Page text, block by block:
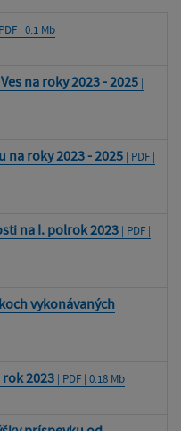
| 0.1 Mb
na roky 2023 - 2025 |
roky 2023 - 2025 | PDF |
na I. polrok 2023 | PDF |
vykonávaných
rok 2023 | PDF | 0.18 Mb